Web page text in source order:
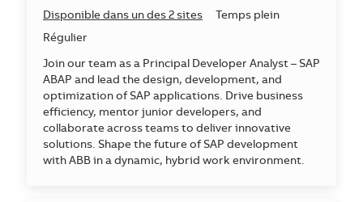
Disponible dans un des 2 sites
Temps plein
Régulier
Join our team as a Principal Developer Analyst – SAP
ABAP and lead the design, development, and
optimization of SAP applications. Drive business
efficiency, mentor junior developers, and
collaborate across teams to deliver innovative
solutions. Shape the future of SAP development
with ABB in a dynamic, hybrid work environment.